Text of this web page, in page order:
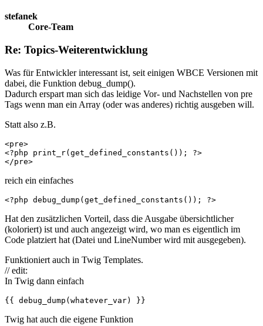
stefanek
Core-Team
Re: Topics-Weiterentwicklung
Was für Entwickler interessant ist, seit einigen WBCE Versionen mit
dabei, die Funktion debug_dump().
Dadurch erspart man sich das leidige Vor- und Nachstellen von pre
Tags wenn man ein Array (oder was anderes) richtig ausgeben will.
Statt also z.B.
<pre>
<?php print_r(get_defined_constants()); ?>
</pre>
reich ein einfaches
<?php debug_dump(get_defined_constants()); ?>
Hat den zusätzlichen Vorteil, dass die Ausgabe übersichtlicher
(koloriert) ist und auch angezeigt wird, wo man es eigentlich im
Code platziert hat (Datei und LineNumber wird mit ausgegeben).
Funktioniert auch in Twig Templates.
// edit:
In Twig dann einfach
{{ debug_dump(whatever_var) }}
Twig hat auch die eigene Funktion